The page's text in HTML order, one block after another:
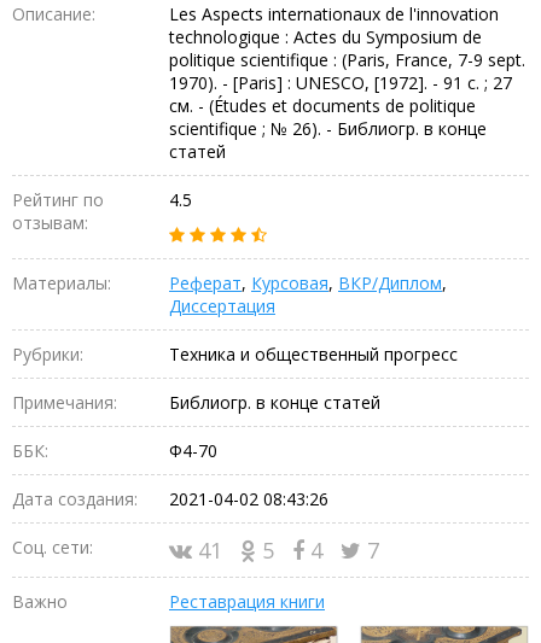
Описание:
Les Aspects internationaux de l'innovation
technologique : Actes du Symposium de
politique scientifique : (Paris, France, 7-9 sept.
1970). - [Paris] : UNESCO, [1972]. - 91 с. ; 27
см. - (Études et documents de politique
scientifique ; № 26). - Библиогр. в конце
статей
Рейтинг по
отзывам:
4.5
Материалы: Реферат, Курсовая, ВКР/Диплом,
Диссертация
Рубрики: Техника и общественный прогресс
Примечания: Библиогр. в конце статей
ББК: Ф4-70
Дата создания: 2021-04-02 08:43:26
Соц. сети: 41 5 4 7
Важно Реставрация книги